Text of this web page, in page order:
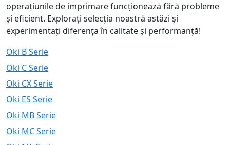
operațiunile de imprimare funcționează fără probleme
și eficient. Explorați selecția noastră astăzi și
experimentați diferența în calitate și performanță!
Oki B Serie
Oki C Serie
Oki CX Serie
Oki ES Serie
Oki MB Serie
Oki MC Serie